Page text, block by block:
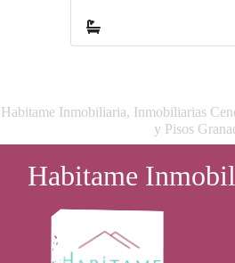
Habitame Inmobiliaria, Inmobiliarias
y Pisos
Habitame